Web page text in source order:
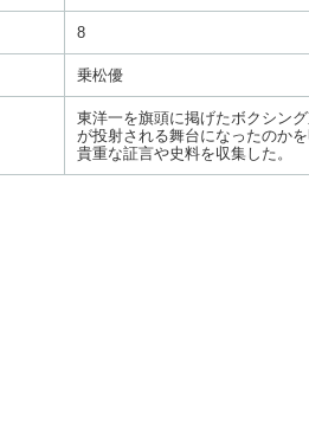
8
乗松優
東洋一を旗頭に掲げたボクシン
が投射される舞台になったのか
貴重な証言や史料を収集した。